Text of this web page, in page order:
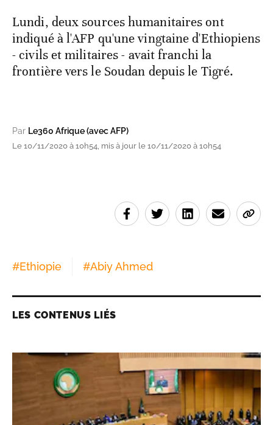
Lundi, deux sources humanitaires ont
indiqué à l'AFP qu'une vingtaine d'Ethiopiens
- civils et militaires - avait franchi la
frontière vers le Soudan depuis le Tigré.
Par Le360 Afrique (avec AFP)
Le 10/11/2020 à 10h54, mis à jour le 10/11/2020 à 10h54
#Ethiopie #Abiy Ahmed
LES CONTENUS LIÉS